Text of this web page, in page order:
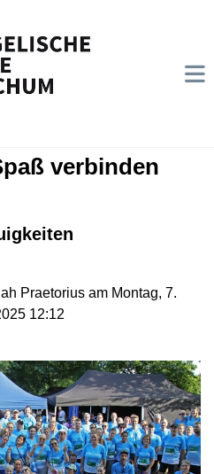
verbinden
Praetorius am Montag, 7.
12:12